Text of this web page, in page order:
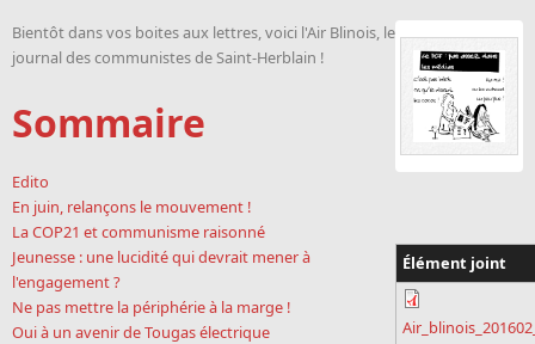
Bientôt dans vos boites aux lettres, voici l'Air Blinois, le
journal des communistes de Saint-Herblain !
Sommaire
Edito
En juin, relançons le mouvement !
La COP21 et communisme raisonné
Jeunesse : une lucidité qui devrait mener à
l'engagement ?
Ne pas mettre la périphérie à la marge !
Oui à un avenir de Tougas électrique
Élément joint